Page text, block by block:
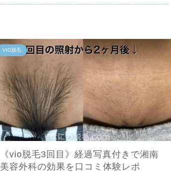
VIO脱毛
《vio脱毛3回目》経過写真付きで湘南
美容外科の効果を口コミ体験レポ